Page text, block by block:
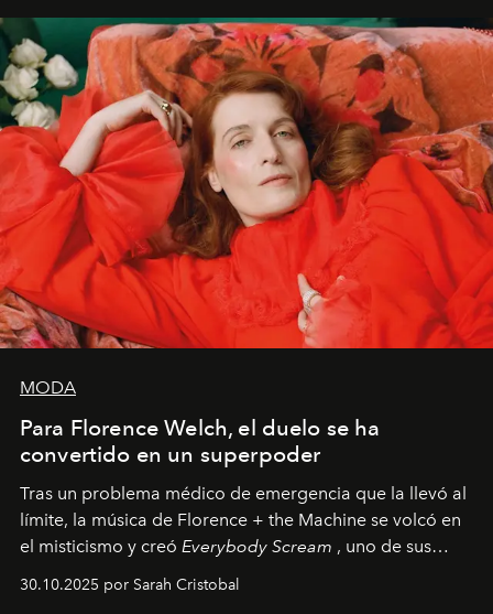
importa si no lo entienden’”, confiesa.
MODA
Para Florence Welch, el duelo se ha
convertido en un superpoder
Tras un problema médico de emergencia que la llevó al
límite, la música de Florence + the Machine se volcó en
el misticismo y creó Everybody Scream , uno de sus
álbumes más profundos hasta la fecha.
30.10.2025 por Sarah Cristobal